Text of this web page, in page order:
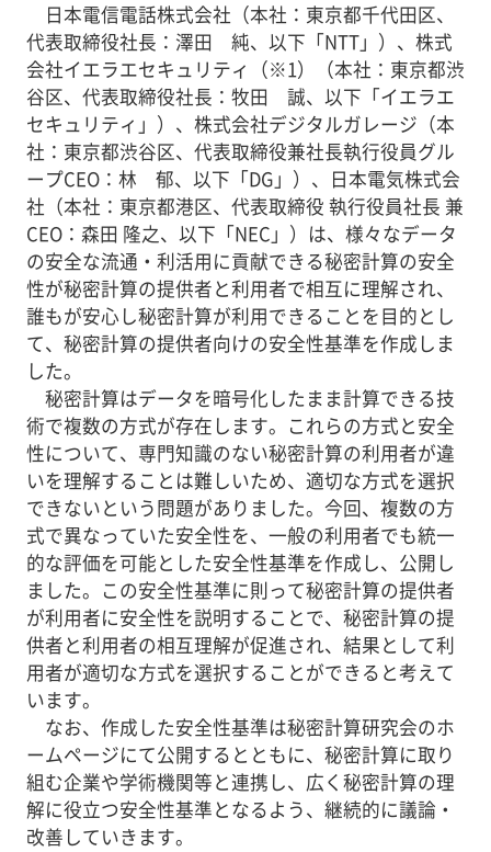
日本電信電話株式会社（本社：東京都千代田区、
代表取締役社長：澤田 純、以下「NTT」）、株式
会社イエラエセキュリティ（※1）（本社：東京都渋
谷区、代表取締役社長：牧田 誠、以下「イエラエ
セキュリティ」）、株式会社デジタルガレージ（本
社：東京都渋谷区、代表取締役兼社長執行役員グル
ープCEO：林 郁、以下「DG」）、日本電気株式会
社（本社：東京都港区、代表取締役 執行役員社長 兼
CEO：森田 隆之、以下「NEC」）は、様々なデータ
の安全な流通・利活用に貢献できる秘密計算の安全
性が秘密計算の提供者と利用者で相互に理解され、
誰もが安心し秘密計算が利用できることを目的とし
て、秘密計算の提供者向けの安全性基準を作成しま
した。
秘密計算はデータを暗号化したまま計算できる技
術で複数の方式が存在します。これらの方式と安全
性について、専門知識のない秘密計算の利用者が違
いを理解することは難しいため、適切な方式を選択
できないという問題がありました。今回、複数の方
式で異なっていた安全性を、一般の利用者でも統一
的な評価を可能とした安全性基準を作成し、公開し
ました。この安全性基準に則って秘密計算の提供者
が利用者に安全性を説明することで、秘密計算の提
供者と利用者の相互理解が促進され、結果として利
用者が適切な方式を選択することができると考えて
います。
なお、作成した安全性基準は秘密計算研究会のホ
ームページにて公開するとともに、秘密計算に取り
組む企業や学術機関等と連携し、広く秘密計算の理
解に役立つ安全性基準となるよう、継続的に議論・
改善していきます。